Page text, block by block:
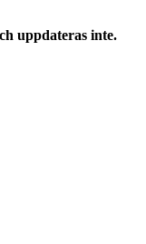
uppdateras inte.